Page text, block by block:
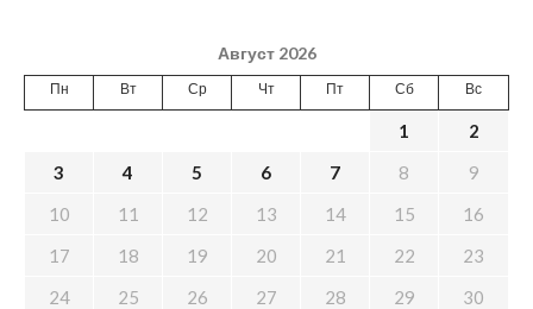
Август 2026
Пн Вт Ср Чт Пт Сб Вс
1
2
3
4 5 6 7 8
9
10
11 12 13 14 15
16
17
18 19 20 21 22
23
24
25 26 27 28 29
30